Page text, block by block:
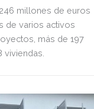
millones de euros
de varios activos
más de 197
viviendas.